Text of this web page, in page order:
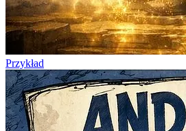
Przykład